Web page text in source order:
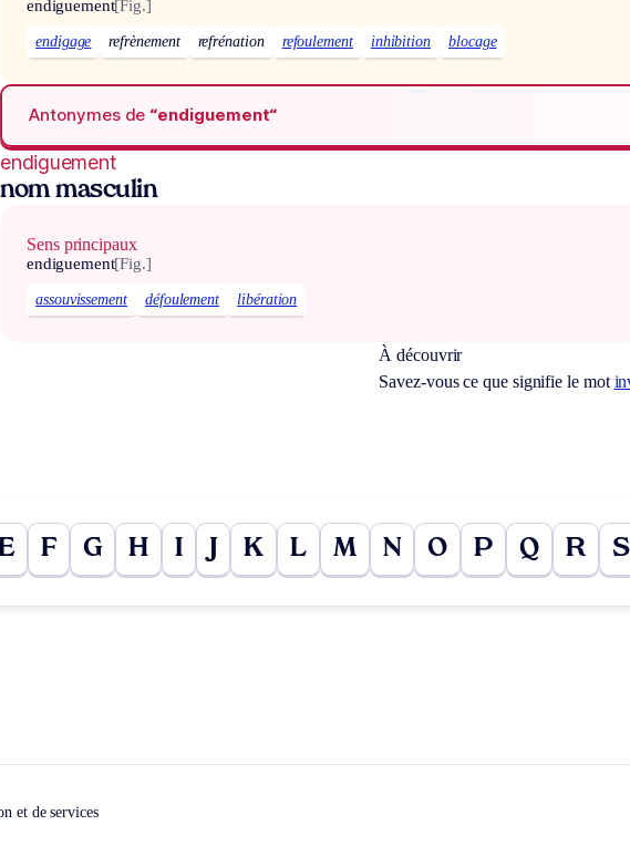
endiguement[Fig.]
endigage refrènement refrénation refoulement inhibition blocage
Antonymes de “endiguement“
endiguement
nom masculin
Sens principaux
endiguement[Fig.]
assouvissement défoulement libération
À découvrir
Savez-vous ce que signifie le mot
F G H I K L M N O P Q R S
et de services